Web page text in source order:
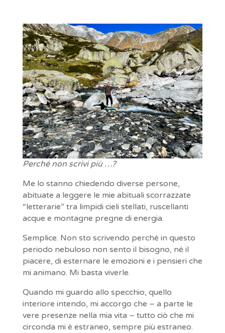
Perché non scrivi più …?
Me lo stanno chiedendo diverse persone,
abituate a leggere le mie abituali scorrazzate
“letterarie” tra limpidi cieli stellati, ruscellanti
acque e montagne pregne di energia.
Semplice. Non sto scrivendo perché in questo
periodo nebuloso non sento il bisogno, né il
piacere, di esternare le emozioni e i pensieri che
mi animano. Mi basta viverle.
Quando mi guardo allo specchio, quello
interiore intendo, mi accorgo che – a parte le
vere presenze nella mia vita – tutto ciò che mi
circonda mi è estraneo, sempre più estraneo.